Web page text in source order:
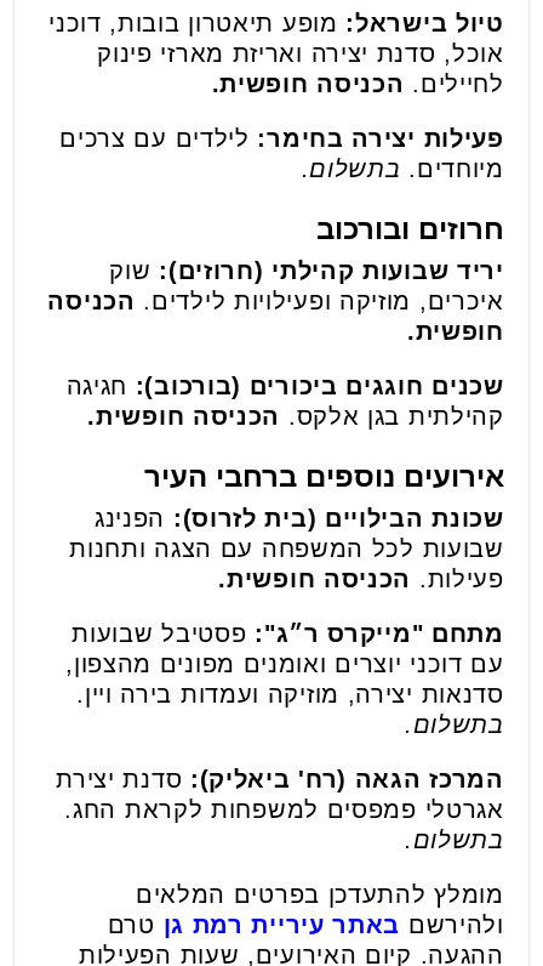
טיול בישראל: מופע תיאטרון בובות, דוכני
אוכל, סדנת יצירה ואריזת מארזי פינוק
לחיילים. הכניסה חופשית.
פעילות יצירה בחימר: לילדים עם צרכים
מיוחדים. בתשלום.
חרוזים ובורכוב
יריד שבועות קהילתי (חרוזים): שוק
איכרים, מוזיקה ופעילויות לילדים. הכניסה
חופשית.
שכנים חוגגים ביכורים (בורכוב): חגיגה
קהילתית בגן אלקס. הכניסה חופשית.
אירועים נוספים ברחבי העיר
שכונת הבילויים (בית לזרוס): הפנינג
שבועות לכל המשפחה עם הצגה ותחנות
פעילות. הכניסה חופשית.
מתחם "מייקרס ר״ג": פסטיבל שבועות
עם דוכני יוצרים ואומנים מפונים מהצפון,
סדנאות יצירה, מוזיקה ועמדות בירה ויין.
בתשלום.
המרכז הגאה (רח' ביאליק): סדנת יצירת
אגרטלי פמפסים למשפחות לקראת החג.
בתשלום.
מומלץ להתעדכן בפרטים המלאים
ולהירשם באתר עיריית רמת גן טרם
ההגעה. קיום האירועים, שעות הפעילות